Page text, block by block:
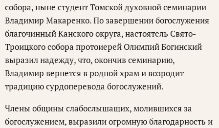
собора, ныне студент Томской духовной семинарии
Владимир Макаренко. По завершении богослужения
благочинный Канского округа, настоятель Свято-
Троицкого собора протоиерей Олимпий Богинский
выразил надежду, что, окончив семинарию,
Владимир вернется в родной храм и возродит
традицию сурдоперевода богослужений.
Члены общины слабослышащих, молившихся за
богослужением, выразили огромную благодарность и